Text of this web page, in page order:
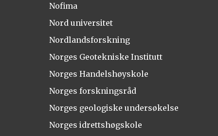
Nofima
Nord universitet
Nordlandsforskning
Norges Geotekniske Institutt
Norges Handelshøyskole
Norges forskningsråd
Norges geologiske undersøkelse
Norges idrettshøgskole